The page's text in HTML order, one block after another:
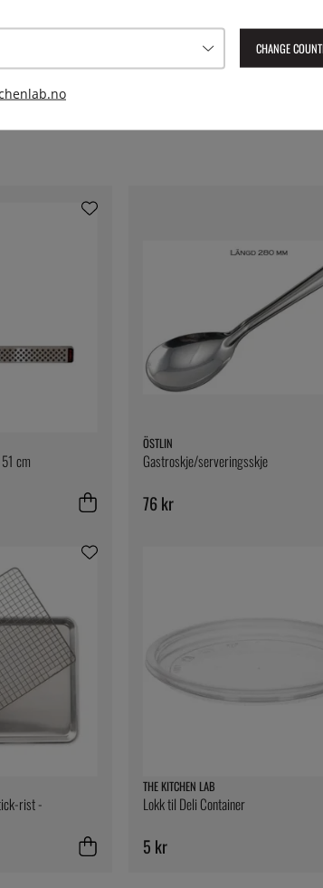
Keramisk bro
Lev. artikkelnummer:G-45
4943691845009
cm
ÖSTLIN
Gastroskje/serveringsskje
76 kr
rist -
THE KITCHEN LAB
Lokk til Deli Container
5 kr
CHANGE